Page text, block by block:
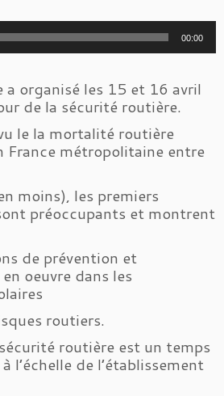
00:00
a organisé les 15 et 16 avril
de la sécurité routière.
le la mortalité routière
France métropolitaine entre
moins), les premiers
préoccupants et montrent
de prévention et
oeuvre dans les
routiers.
routière est un temps
l’échelle de l’établissement